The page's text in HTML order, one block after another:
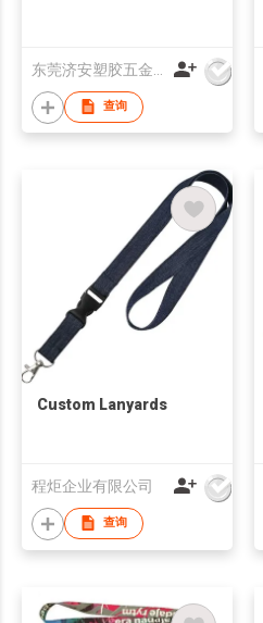
查询
Custom Lanyards
程炬企业有限公司
查询